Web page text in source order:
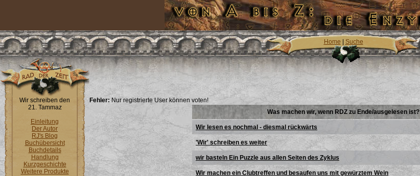
Home Suche
Wir schreiben den
21. Tammaz
Einleitung
Der Autor
RJ's Blog
Buchübersicht
Buchdetails
Handlung
Kurzgeschichte
Weitere Produkte
Fehler:Nur registrierte User können voten!
Was machen wir, wenn RDZ zu Ende/ausgelesen ist?
Wir lesen es nochmal - diesmal rückwärts
'Wir' schreiben es weiter
wir basteln Ein Puzzle aus allen Seiten des Zyklus
Wir machen ein Clubtreffen und besaufen uns mit gewürztem Wein